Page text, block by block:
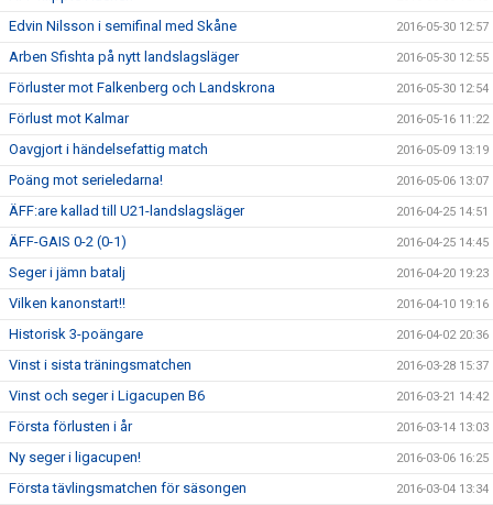
Edvin Nilsson i semifinal med Skåne 2016-05-30 12:57
Arben Sfishta på nytt landslagsläger 2016-05-30 12:55
Förluster mot Falkenberg och Landskrona 2016-05-30 12:54
Förlust mot Kalmar 2016-05-16 11:22
Oavgjort i händelsefattig match 2016-05-09 13:19
Poäng mot serieledarna! 2016-05-06 13:07
ÄFF:are kallad till U21-landslagsläger 2016-04-25 14:51
ÄFF-GAIS 0-2 (0-1) 2016-04-25 14:45
Seger i jämn batalj 2016-04-20 19:23
Vilken kanonstart!! 2016-04-10 19:16
Historisk 3-poängare 2016-04-02 20:36
Vinst i sista träningsmatchen 2016-03-28 15:37
Vinst och seger i Ligacupen B6 2016-03-21 14:42
Första förlusten i år 2016-03-14 13:03
Ny seger i ligacupen! 2016-03-06 16:25
Första tävlingsmatchen för säsongen 2016-03-04 13:34